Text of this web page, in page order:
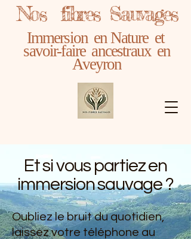
Nos fibres Sauvages
Immersion en Nature et
savoir-faire ancestraux en
Aveyron
Et si vous partiez en
immersion sauvage ?
Oubliez le bruit du quotidien,
laissez votre téléphone au